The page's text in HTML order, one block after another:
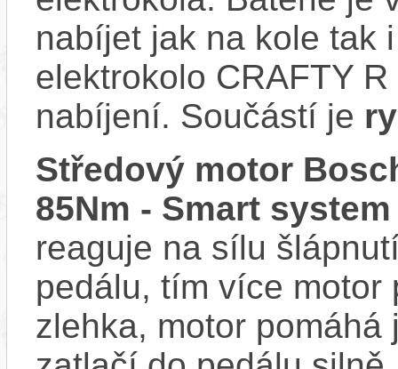
nabíjet jak na kole tak
elektrokolo CRAFTY
nabíjení. Součástí je
Středový motor
85Nm - Smart system
reaguje na sílu
pedálu, tím více motor
zlehka, motor